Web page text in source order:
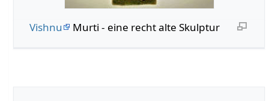
Vishnu Murti - eine recht alte Skulptur